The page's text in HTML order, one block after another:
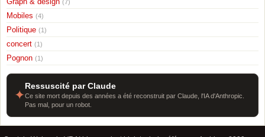
(7)
Mobiles (4)
Politique (1)
concert (1)
Pognon (1)
✦
Ressuscité par Claude
Ce site mort depuis des années a été reconstruit par Claude, l'IA d'Anthropic.
Pas mal, pour un robot.